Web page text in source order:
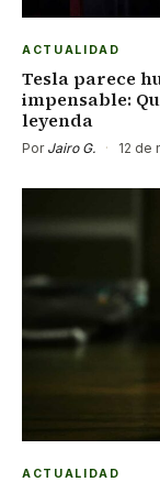
ACTUALIDAD
Tesla parece
impensable:
leyenda
Por Jairo G. · 12 de
ACTUALIDAD